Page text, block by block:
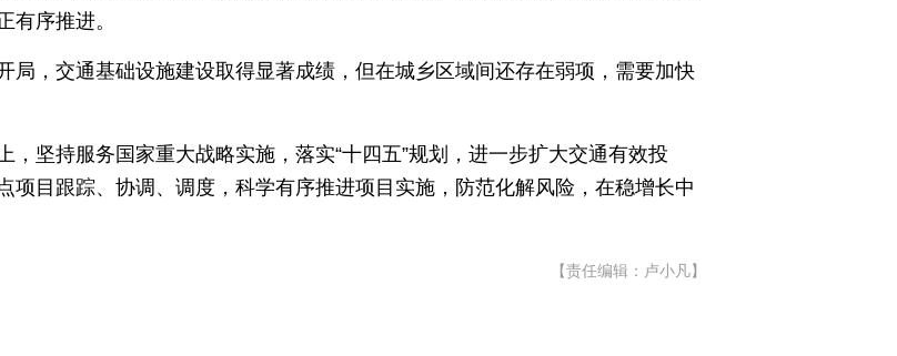
序推进。
局，交通基础设施建设取得显著成绩，但在城乡区域间还存在弱项，需要加快
坚持服务国家重大战略实施，落实“十四五”规划，进一步扩大交通有效投
项目跟踪、协调、调度，科学有序推进项目实施，防范化解风险，在稳增长中
【责任编辑：卢小凡】